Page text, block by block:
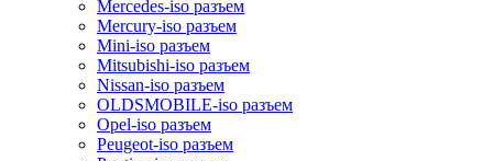
Mercedes-iso разъем
Mercury-iso разъем
Mini-iso разъем
Mitsubishi-iso разъем
Nissan-iso разъем
OLDSMOBILE-iso разъем
Opel-iso разъем
Peugeot-iso разъем